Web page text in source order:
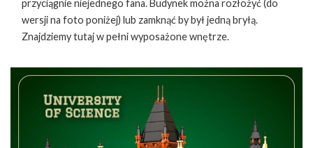
przyciągnie niejednego fana. Budynek można rozłożyć (do
wersji na foto poniżej) lub zamknąć by był jedną bryłą.
Znajdziemy tutaj w pełni wyposażone wnętrze.